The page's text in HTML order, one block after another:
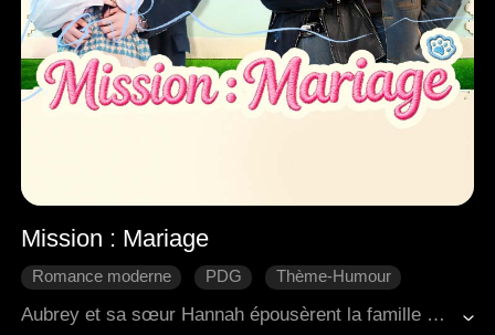
Mission : Mariage
Romance moderne PDG
Thème-Humour
Amis ennemis
L'amour après le mariage
Aubrey et sa sœur Hannah épousèrent la famille Powell contre une récompense substantielle. Aubrey, la plus forte physiquement, devait mater le jeune frère volage, tandis que Hannah, énergique et bavarde, était censée guérir le frère aîné renfermé. Alors que les sœurs s'apprêtaient à finaliser leur divorce et à empocher la prime, les frères décidèrent de s'immiscer.